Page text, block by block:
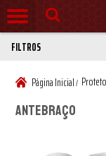
Página Inicial/
FILTROS
Antebraço